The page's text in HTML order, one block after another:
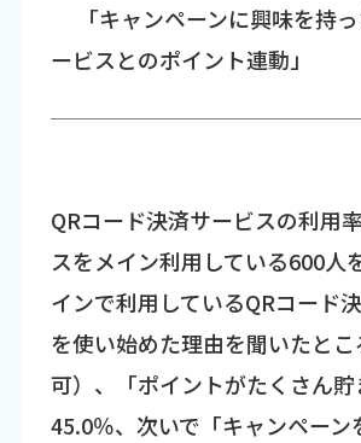
「キャンペーンに興味を持
ービスとのポイント連動」
QRコード決済サービスの利用
スをメイン利用している600人
インで利用しているQRコード
を使い始めた理由を聞いたと
可）、「ポイントがたくさん
45.0％、次いで「キャンペーン